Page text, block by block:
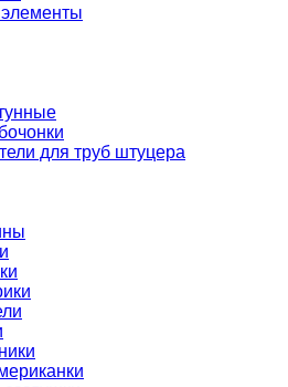
для труб штуцера